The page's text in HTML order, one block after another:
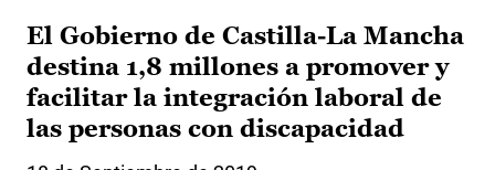
El Gobierno de Castilla-La Mancha
destina 1,8 millones a promover y
facilitar la integración laboral de
las personas con discapacidad